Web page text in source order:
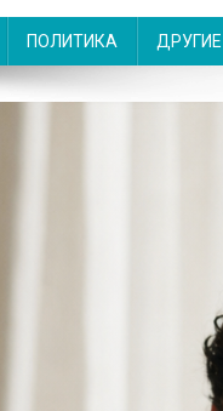
ПОЛИТИКА